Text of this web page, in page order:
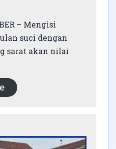
– Mengisi
suci dengan
sarat akan nilai